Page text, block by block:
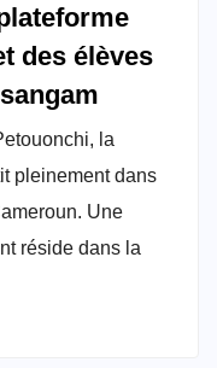
des élèves
la
pleinement dans
Une
réside dans la